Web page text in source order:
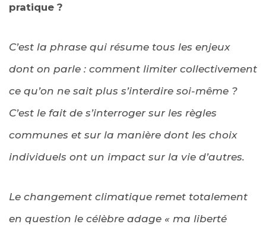
pratique ?
C’est la phrase qui résume tous les enjeux
dont on parle : comment limiter collectivement
ce qu’on ne sait plus s’interdire soi-même ?
C’est le fait de s’interroger sur les règles
communes et sur la manière dont les choix
individuels ont un impact sur la vie d’autres.
Le changement climatique remet totalement
en question le célèbre adage « ma liberté